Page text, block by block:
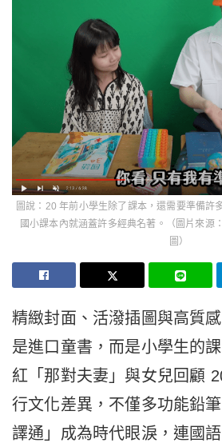
圖說：20 年前小學生除了課本，還需要準備許
國小課本內就涵蓋許多經典名著。（圖片來源
圖）
精緻封面、活潑插圖與高質
是進口童書，而是小學生的
紅「那對夫妻」與女兒回顧
行文化差異，不僅多功能鉛
譯通」成為時代眼淚，連國語